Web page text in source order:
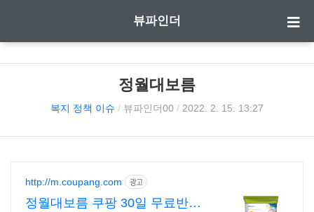
뷰파인더
정월대보름
복지 정책 이슈 / 뷰파인더00 / 2022. 2. 15. 13:27
http://m.coupang.com 광고
정월대보름 쿠팡 30일 무료반품